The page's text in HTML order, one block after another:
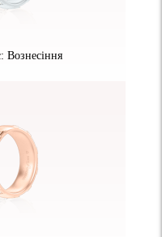
Вознесіння